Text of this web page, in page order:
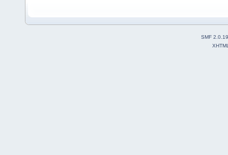
SMF 2.0.19